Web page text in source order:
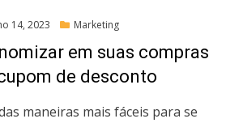
14, 2023 Marketing
em suas compras
de desconto
maneiras mais fáceis para se